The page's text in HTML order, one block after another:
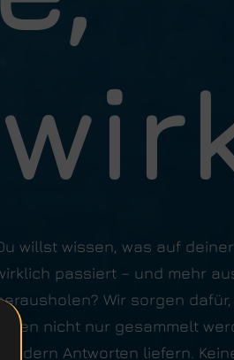
willst wissen, was auf
passiert – und mehr
Wir sorgen
Daten nicht nur gesammelt
sondern Antworten liefern.